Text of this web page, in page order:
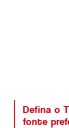
Defina o
fonte